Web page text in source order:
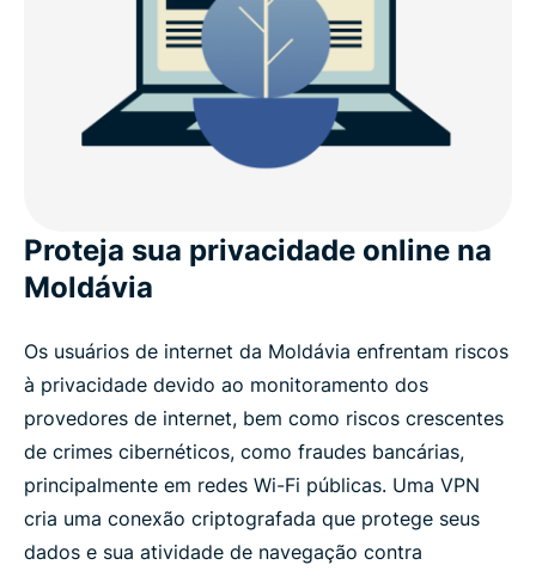
Proteja sua privacidade online na
Moldávia
Os usuários de internet da Moldávia enfrentam riscos
à privacidade devido ao monitoramento dos
provedores de internet, bem como riscos crescentes
de crimes cibernéticos, como fraudes bancárias,
principalmente em redes Wi-Fi públicas. Uma VPN
cria uma conexão criptografada que protege seus
dados e sua atividade de navegação contra